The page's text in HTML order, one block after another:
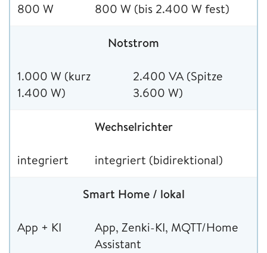
800 W 800 W (bis 2.400 W fest)
Notstrom
1.000 W (kurz
1.400 W)
2.400 VA (Spitze
3.600 W)
Wechselrichter
integriert integriert (bidirektional)
Smart Home / lokal
App + KI
App, Zenki-KI, MQTT/Home
Assistant